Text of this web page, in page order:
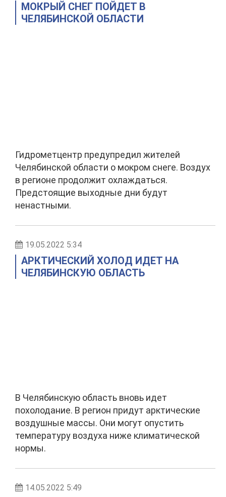
МОКРЫЙ СНЕГ ПОЙДЕТ В
ЧЕЛЯБИНСКОЙ ОБЛАСТИ
Гидрометцентр предупредил жителей
Челябинской области о мокром снеге. Воздух
в регионе продолжит охлаждаться.
Предстоящие выходные дни будут
ненастными.
19.05.2022 5:34
АРКТИЧЕСКИЙ ХОЛОД ИДЕТ НА
ЧЕЛЯБИНСКУЮ ОБЛАСТЬ
В Челябинскую область вновь идет
похолодание. В регион придут арктические
воздушные массы. Они могут опустить
температуру воздуха ниже климатической
нормы.
14.05.2022 5:49